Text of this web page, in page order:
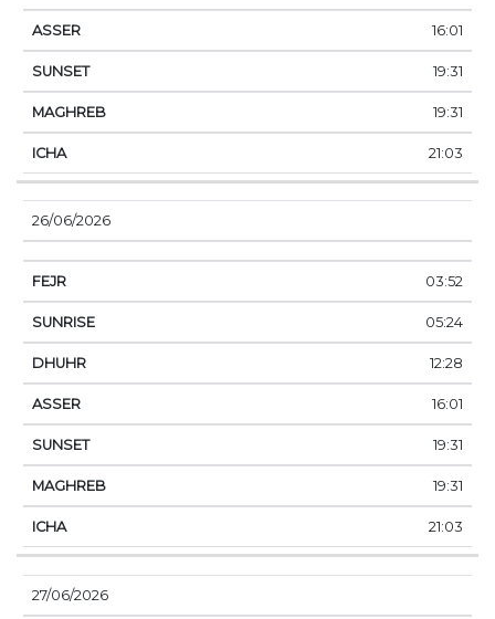
16:01
19:31
19:31
21:03
26/06/2026
03:52
05:24
12:28
16:01
19:31
19:31
21:03
27/06/2026